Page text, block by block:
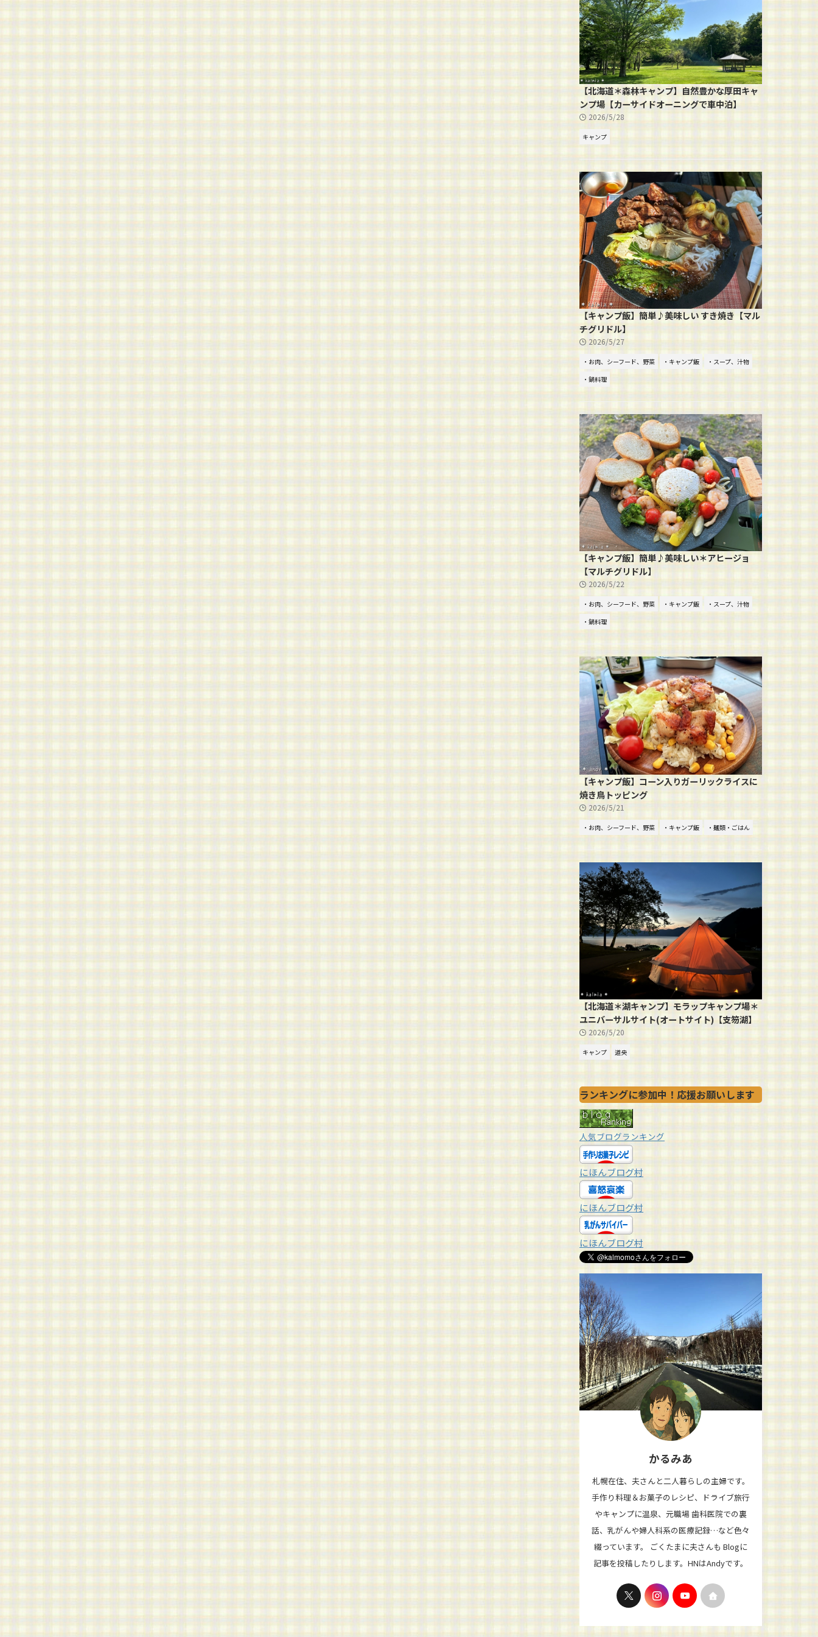
【北海道＊森林キャンプ】自然豊かな厚田キャ
ンプ場【カーサイドオーニングで車中泊】
2026/5/28
キャンプ
【キャンプ飯】簡単♪美味しい すき焼き【マル
チグリドル】
2026/5/27
・お肉、シーフード、野菜 ・キャンプ飯
・スープ、汁物
・鍋料理
【キャンプ飯】簡単♪美味しい＊アヒージョ
【マルチグリドル】
2026/5/22
・お肉、シーフード、野菜 ・キャンプ飯
・スープ、汁物
・鍋料理
【キャンプ飯】コーン入りガーリックライスに
焼き鳥トッピング
2026/5/21
・お肉、シーフード、野菜 ・キャンプ飯 ・麺類・ごはん
【北海道＊湖キャンプ】モラップキャンプ場＊
ユニバーサルサイト(オートサイト)【支笏湖】
2026/5/20
キャンプ 道央
ランキングに参加中！応援お願いします
人気ブログランキング
にほんブログ村
にほんブログ村
にほんブログ村
かるみあ
札幌在住、夫さんと二人暮らしの主婦です。
手作り料理＆お菓子のレシピ、ドライブ旅行
やキャンプに温泉、元職場 歯科医院での裏
話、乳がんや婦人科系の医療記録…など色々
綴っています。 ごくたまに夫さんも Blogに
記事を投稿したりします。HNはAndyです。